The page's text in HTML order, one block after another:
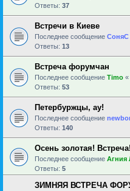
Ответы: 37
Встречи в Киеве
Последнее сообщение СоняС
Ответы: 13
Встреча форумчан
Последнее сообщение Timo «
Ответы: 53
Петербуржцы, ау!
Последнее сообщение
Ответы: 140
Осень золотая! Встреча!
Последнее сообщение Агния
Ответы: 5
ЗИМНЯЯ ВСТРЕЧА